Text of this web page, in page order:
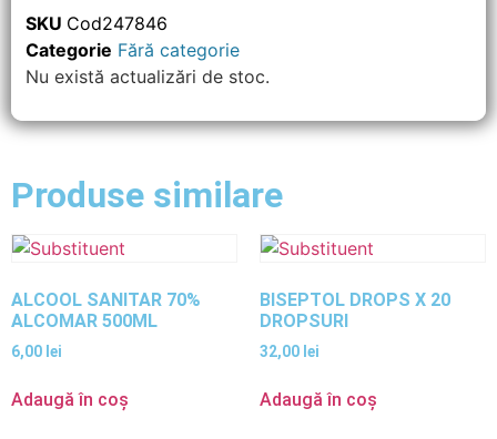
SKU Cod247846
Categorie Fără categorie
Nu există actualizări de stoc.
Produse similare
ALCOOL SANITAR 70%
ALCOMAR 500ML
6,00 lei
Adaugă în coș
BISEPTOL DROPS X 20
DROPSURI
32,00 lei
Adaugă în coș